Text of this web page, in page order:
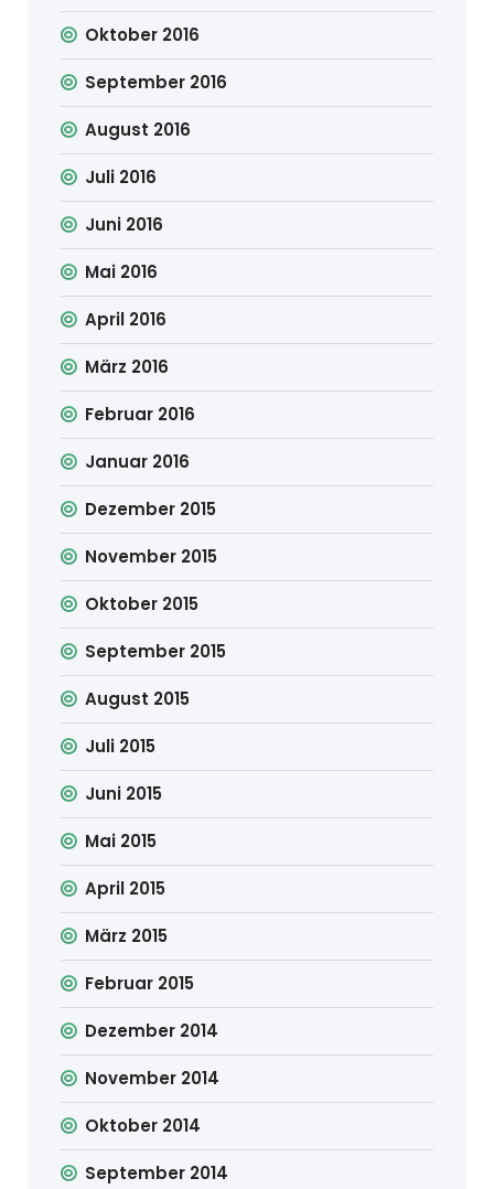
Oktober 2016
September 2016
August 2016
Juli 2016
Juni 2016
Mai 2016
April 2016
März 2016
Februar 2016
Januar 2016
Dezember 2015
November 2015
Oktober 2015
September 2015
August 2015
Juli 2015
Juni 2015
Mai 2015
April 2015
März 2015
Februar 2015
Dezember 2014
November 2014
Oktober 2014
September 2014